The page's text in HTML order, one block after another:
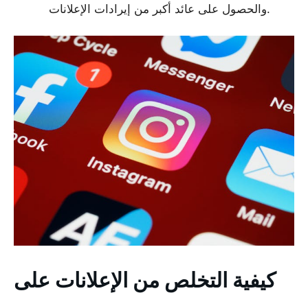
والحصول على عائد أكبر من إيرادات الإعلانات.
كيفية التخلص من الإعلانات على